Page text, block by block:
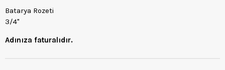
Batarya Rozeti
3/4"
Adınıza faturalıdır.